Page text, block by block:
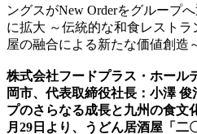
ングスがNew Orderをグループ
に拡大 ～伝統的な和食レスト
屋の融合による新たな価値創造
株式会社フードプラス・ホール
岡市、代表取締役社長：小澤
プのさらなる成長と九州の食文
月29日より、うどん居酒屋「二